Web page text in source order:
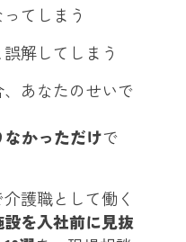
てしまう
解してしまう
あなたのせいで
かっただけで
護職として働く
を入社前に見抜